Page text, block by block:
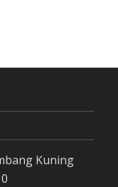
Kuning